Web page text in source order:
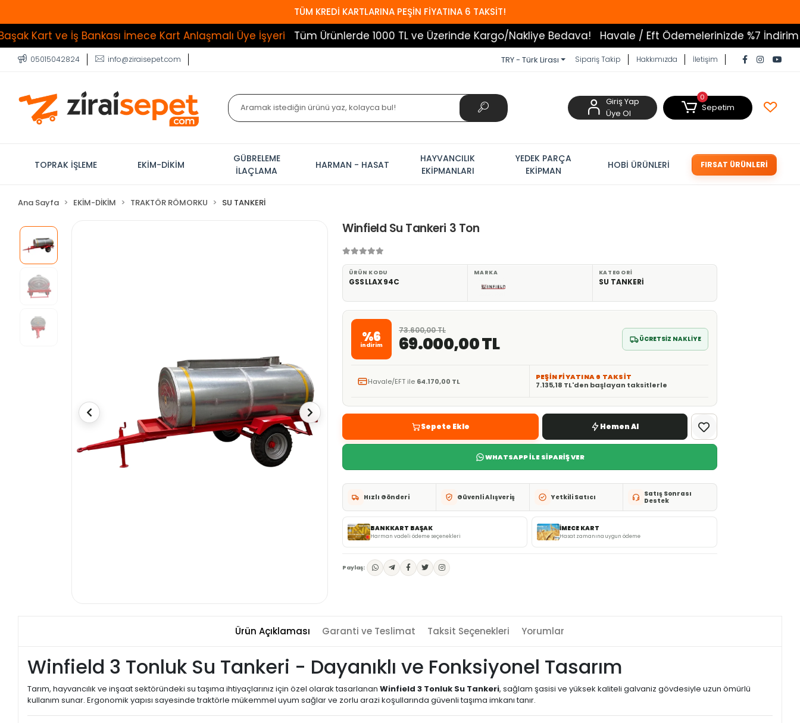
TÜM KREDİ KARTLARINA PEŞİN FİYATINA 6 TAKSİT!
İş Bankası İmece Kart Anlaşmalı Üye İşyeri Tüm Ürünlerde 1000 TL ve Üzerinde Kargo/Nakliye Bedava! Havale / Eft Ödemelerinizde %7 İndirim Tüm
05015042824 info@ziraisepet.com TRY - Türk Lirası Sipariş Takip Hakkımızda İletişim
Giriş Yap
Üye Ol
0
Sepetim
TOPRAK İŞLEME EKİM-DİKİM
GÜBRELEME
İLAÇLAMA
HARMAN - HASAT
HAYVANCILIK
EKİPMANLARI
YEDEK PARÇA
EKİPMAN
HOBİ ÜRÜNLERİ FIRSAT ÜRÜNLERİ
Ana Sayfa EKİM-DİKİM TRAKTÖR RÖMORKU SU TANKERİ
Winfield Su Tankeri 3 Ton
ÜRÜN KODU
GSSLLAX94C
MARKA KATEGORI
SU TANKERİ
%6
indirim
73.600,00 TL
69.000,00 TL ÜCRETSİZ NAKLİYE
Havale/EFT ile 64.170,00 TL
PEŞİN FİYATINA 6 TAKSİT
7.135,18 TL'den başlayan taksitlerle
Sepete Ekle Hemen Al
WHATSAPP İLE SİPARİŞ VER
Hızlı Gönderi Güvenli Alışveriş Yetkili Satıcı
Satış Sonrası
Destek
BANKKART BAŞAK
Harman vadeli ödeme seçenekleri
İMECE KART
Hasat zamanına uygun ödeme
Paylaş:
Ürün Açıklaması Garanti ve Teslimat Taksit Seçenekleri Yorumlar
Winfield 3 Tonluk Su Tankeri - Dayanıklı ve Fonksiyonel Tasarım
Tarım, hayvancılık ve inşaat sektöründeki su taşıma ihtiyaçlarınız için özel olarak tasarlananWinfield 3 Tonluk Su Tankeri, sağlam şasisi ve yüksek kaliteli galvaniz gövdesiyle uzun ömürlü
kullanım sunar. Ergonomik yapısı sayesinde traktörle mükemmel uyum sağlar ve zorlu arazi koşullarında güvenli taşıma imkanı tanır.